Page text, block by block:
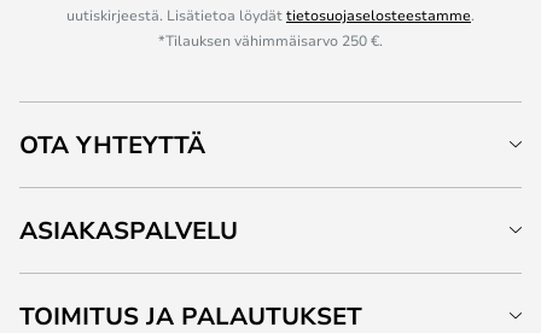
uutiskirjeestä. Lisätietoa löydättietosuojaselosteestamme.
*Tilauksen vähimmäisarvo 250 €.
OTA YHTEYTTÄ
ASIAKASPALVELU
TOIMITUS JA PALAUTUKSET